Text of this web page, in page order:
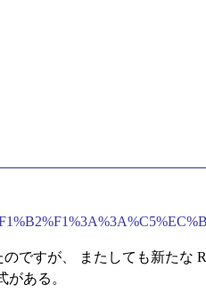
ですが、 またしても新たな
ある。